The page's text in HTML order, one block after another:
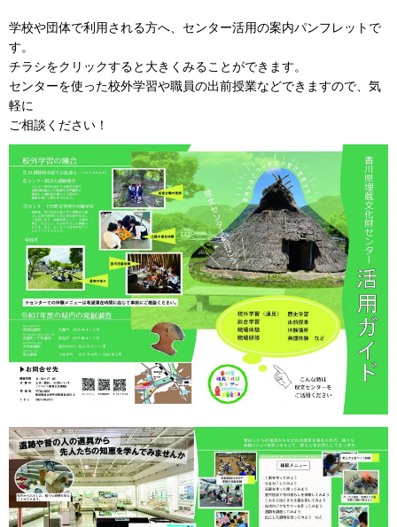
学校や団体で利用される方へ、センター活用の案内パンフレットで
す。
チラシをクリックすると大きくみることができます。
センターを使った校外学習や職員の出前授業などできますので、気
軽に
ご相談ください！